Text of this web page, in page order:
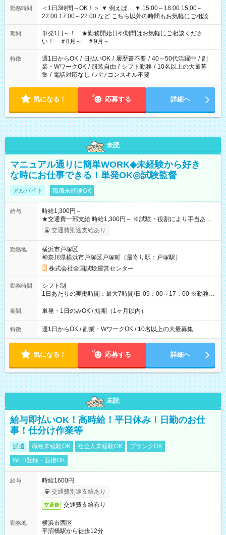
勤務時間
＜1日3時間～OK！＞ ▼ 例えば… ▼ 15:00～18:00 15:00～
22:00 17:00～22:00 など こちら以外の時間もお気軽にご相談く
ださい！
期間
単発1日～！ ★勤務開始日や期間はお気軽にご相談くださ
い！ ＃8月～ ＃9月～
特徴 週1日からOK / 日払いOK / 履歴書不要 / 40～50代活躍中 / 副
業・WワークOK / 服装自由 / シフト勤務 / 10名以上の大量募
集 / 電話対応なし / パソコンスキル不要
気になる！ 応募する 詳細へ
未読
マニュアル通りに簡単WORK◆未経験から好き
な時にお仕事できる！単発OK◎試験監督
アルバイト 職種未経験OK
給与
時給1,300円～
★交通費一部支給 時給1,300円～ ※試験・役割により手当あり
※勤務回数により昇給あり 【即給（前払い）オプションあ
り！】 希望される場合、勤務から1週間ほどで給与の一部を受け
例】 ・河合塾模擬試験 8:30～17:30（休憩1時間） 時給1,300円
×8時間＝日収10,400円＋交通費 ※当日の役割により時給＋100
円の場合あり ・国家試験 7:00～13:30（休憩なし） 時給1,300
円（役割手当＋100円）×6時間＝日収8,400円＋交通費 【試用期
間】試用期間なし
交通費別途支給あり
勤務地
横浜市戸塚区
神奈川県横浜市戸塚区戸塚町（最寄り駅：戸塚駅）
株式会社全国試験運営センター
勤務時間
シフト制
1日あたりの実働時間：最大7時間/日 09：00～17：00 ※勤務時
間は 試験により異なります。
期間 単発・1日のみOK / 短期（1ヶ月以内）
特徴 週1日からOK / 副業・WワークOK / 10名以上の大量募集
気になる！ 応募する 詳細へ
未読
給与即払いOK！高時給！平日休み！日勤のお仕
事！仕分け作業等
派遣 職種未経験OK 社会人未経験OK
ブランクOK
WEB登録・面接OK
給与
時給1600円
交通費別途支給あり
交通費 交通費支給有り
勤務地
横浜市西区
平沼橋駅から徒歩12分